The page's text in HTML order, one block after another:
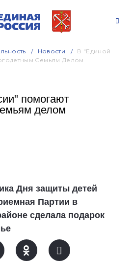
Новости
В "Единой
Семьям Делом
помогают
делом
Дня защиты детей
Партии в
сделала подарок